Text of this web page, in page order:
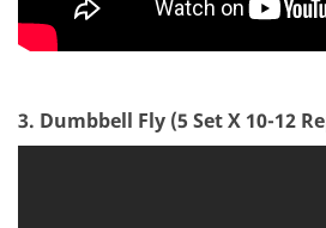
3. Dumbbell Fly (5 Set X 10-12